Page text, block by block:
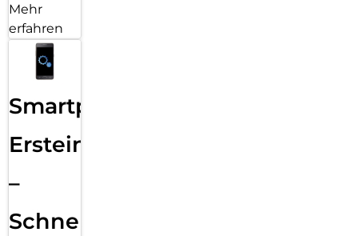
Mehr
erfahren
Smartphone
Ersteinrichtung
–
Schnelle